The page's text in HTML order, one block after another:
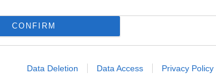
CONFIRM
Data Deletion Data Access Privacy Policy
交流：从那个角度来看情况并不完美，但现
到了很多：抽筋是可能发生的事情，我是其